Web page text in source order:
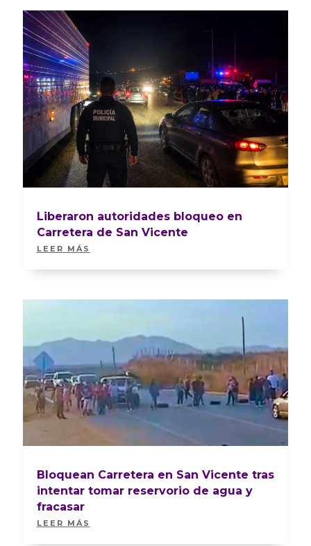
Liberaron autoridades bloqueo en
Carretera de San Vicente
LEER MÁS
Bloquean Carretera en San Vicente tras
intentar tomar reservorio de agua y
fracasar
LEER MÁS